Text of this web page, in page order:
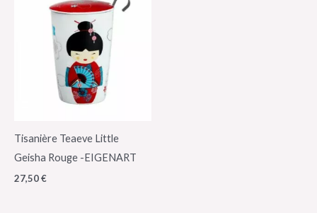
Tisanière Teaeve Little
Geisha Rouge -EIGENART
27,50€